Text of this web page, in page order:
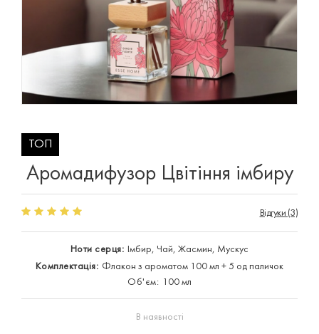
ТОП
Аромадифузор Цвітіння імбиру
Відгуки (3)
Ноти серця:
Імбир, Чай, Жасмин, Мускус
Комплектація: Флакон з ароматом 100 мл + 5 од паличок
Об'єм:
100 мл
В наявності